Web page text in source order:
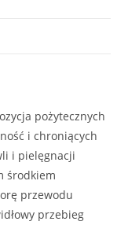
pożytecznych
i chroniących
i pielęgnacji
środkiem
przewodu
przebieg